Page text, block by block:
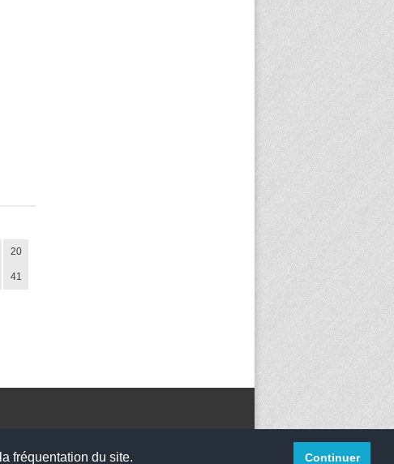
fréquentation du site. Continuer
20
41